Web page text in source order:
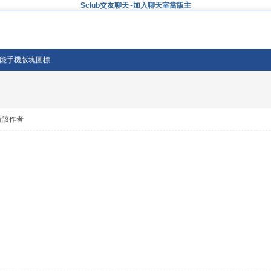
Sclub交友聊天~加入聊天室當版主
手機版塊圖標
該作者